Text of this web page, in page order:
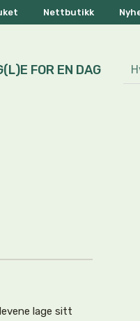
Nettbutikk
FOR EN DAG
lage sitt